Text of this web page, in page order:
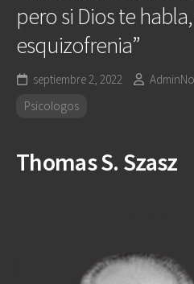
pero si Dios te
esquizofrenia”
septiembre 2, 2022
Psicologos
Thomas S. Szasz